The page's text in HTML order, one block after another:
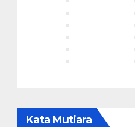
Kata Mutiara